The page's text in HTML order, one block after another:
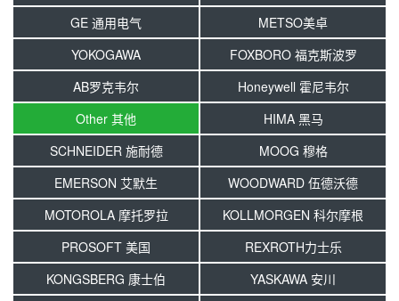
GE 通用电气
METSO美卓
YOKOGAWA
FOXBORO 福克斯波罗
AB罗克韦尔
Honeywell 霍尼韦尔
Other 其他
HIMA 黑马
SCHNEIDER 施耐德
MOOG 穆格
EMERSON 艾默生
WOODWARD 伍德沃德
MOTOROLA 摩托罗拉
KOLLMORGEN 科尔摩根
PROSOFT 美国
REXROTH力士乐
KONGSBERG 康士伯
YASKAWA 安川